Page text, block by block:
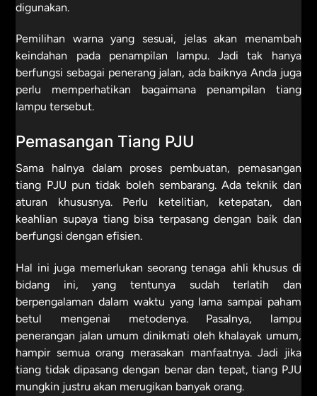
digunakan.
Pemilihan warna yang sesuai, jelas akan menambah
keindahan pada penampilan lampu. Jadi tak hanya
berfungsi sebagai penerang jalan, ada baiknya Anda juga
perlu memperhatikan bagaimana penampilan tiang
lampu tersebut.
Pemasangan Tiang PJU
Sama halnya dalam proses pembuatan, pemasangan
tiang PJU pun tidak boleh sembarang. Ada teknik dan
aturan khususnya. Perlu ketelitian, ketepatan, dan
keahlian supaya tiang bisa terpasang dengan baik dan
berfungsi dengan efisien.
Hal ini juga memerlukan seorang tenaga ahli khusus di
bidang ini, yang tentunya sudah terlatih dan
berpengalaman dalam waktu yang lama sampai paham
betul mengenai metodenya. Pasalnya, lampu
penerangan jalan umum dinikmati oleh khalayak umum,
hampir semua orang merasakan manfaatnya. Jadi jika
tiang tidak dipasang dengan benar dan tepat, tiang PJU
mungkin justru akan merugikan banyak orang.